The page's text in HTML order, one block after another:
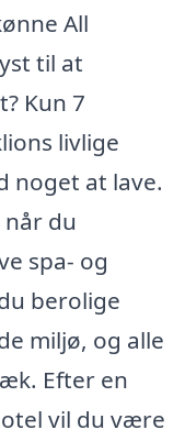
All
til at
Kun 7
livlige
noget at lave.
du
spa- og
berolige
miljø, og alle
Efter en
vil du være